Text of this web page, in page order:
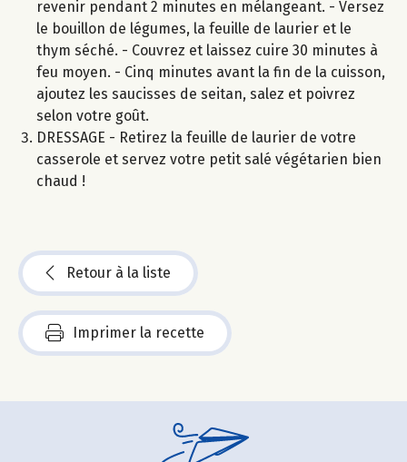
revenir pendant 2 minutes en mélangeant. - Versez
le bouillon de légumes, la feuille de laurier et le
thym séché. - Couvrez et laissez cuire 30 minutes à
feu moyen. - Cinq minutes avant la fin de la cuisson,
ajoutez les saucisses de seitan, salez et poivrez
selon votre goût.
DRESSAGE - Retirez la feuille de laurier de votre
casserole et servez votre petit salé végétarien bien
chaud !
Retour à la liste
Imprimer la recette